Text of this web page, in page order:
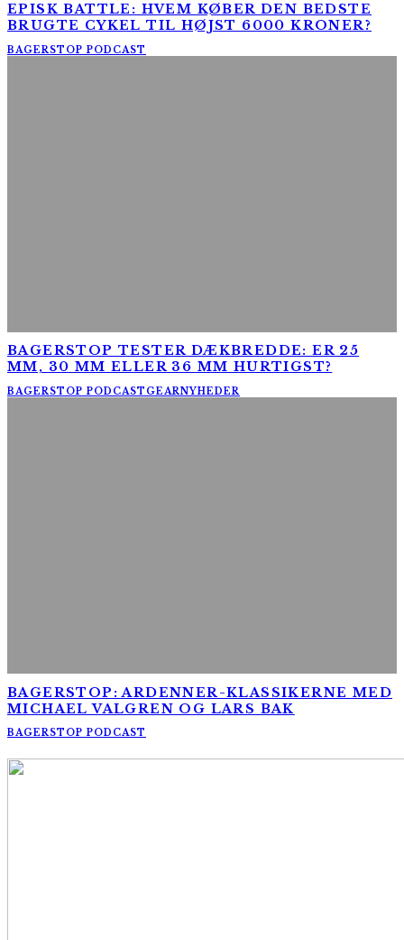
EPISK BATTLE: HVEM KØBER DEN BEDSTE
BRUGTE CYKEL TIL HØJST 6000 KRONER?
BAGERSTOP PODCAST
BAGERSTOP TESTER DÆKBREDDE: ER 25
MM, 30 MM ELLER 36 MM HURTIGST?
BAGERSTOP PODCAST GEARNYHEDER
BAGERSTOP: ARDENNER-KLASSIKERNE MED
MICHAEL VALGREN OG LARS BAK
BAGERSTOP PODCAST